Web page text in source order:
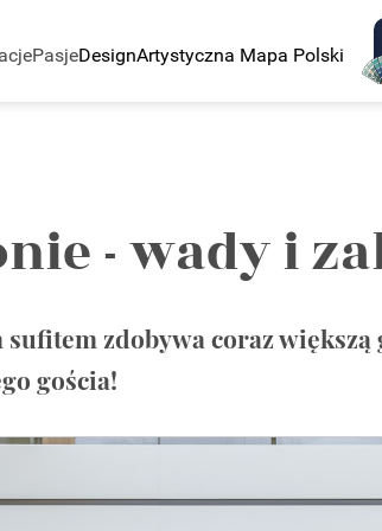
PasjeDesignArtystyczna Mapa Polski
- wady i
zdobywa coraz
gościa!